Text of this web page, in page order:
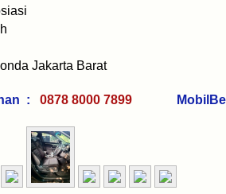
Jakarta Barat
: 0878 8000 7899